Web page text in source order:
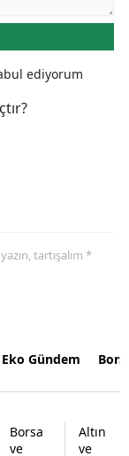
ediyorum
tartışalım *
Eko Gündem
Borsa
ve
Altın
ve